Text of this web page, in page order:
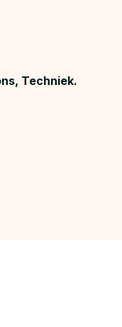
Techniek.